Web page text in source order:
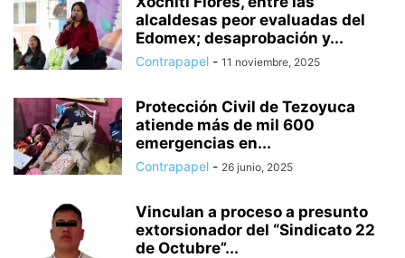
alcaldesas peor evaluadas del
Edomex; desaprobación y...
Contrapapel - 11 noviembre, 2025
Protección Civil de Tezoyuca
atiende más de mil 600
emergencias en...
Contrapapel - 26 junio, 2025
Vinculan a proceso a presunto
extorsionador del “Sindicato 22
de Octubre”...